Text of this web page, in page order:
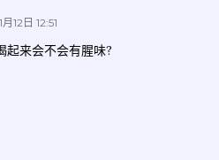
12日 12:51
起来会不会有腥味?